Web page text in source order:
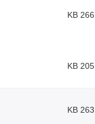
266 KB
205 KB
263 KB